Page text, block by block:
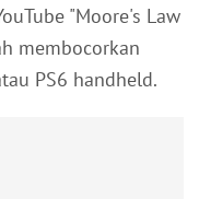
"Moore's Law
membocorkan
PS6 handheld.